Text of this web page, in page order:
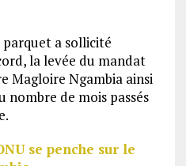
parquet a sollicité
la levée du mandat
Magloire Ngambia ainsi
nombre de mois passés
se penche sur le